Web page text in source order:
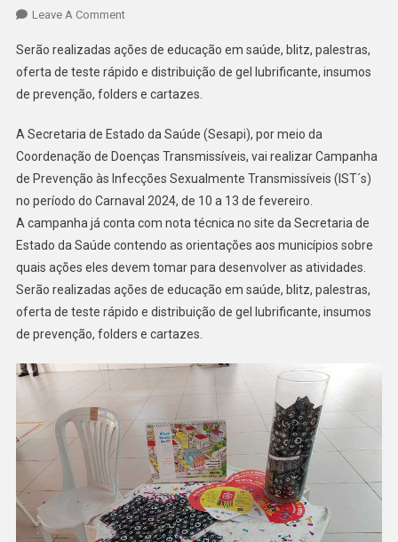
Leave A Comment
Serão realizadas ações de educação em saúde, blitz, palestras,
oferta de teste rápido e distribuição de gel lubrificante, insumos
de prevenção, folders e cartazes.
A Secretaria de Estado da Saúde (Sesapi), por meio da
Coordenação de Doenças Transmissíveis, vai realizar Campanha
de Prevenção às Infecções Sexualmente Transmissíveis (IST´s)
no período do Carnaval 2024, de 10 a 13 de fevereiro.
A campanha já conta com nota técnica no site da Secretaria de
Estado da Saúde contendo as orientações aos municípios sobre
quais ações eles devem tomar para desenvolver as atividades.
Serão realizadas ações de educação em saúde, blitz, palestras,
oferta de teste rápido e distribuição de gel lubrificante, insumos
de prevenção, folders e cartazes.